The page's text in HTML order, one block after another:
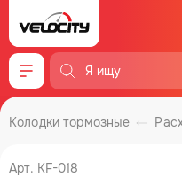
Меню
Колодки тормозные
Арт. KF-018